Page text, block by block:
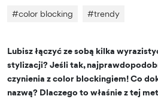
#color blocking #trendy
Lubisz łączyć ze sobą kilka
stylizacji? Jeśli tak,
czynienia z color blockingiem! Co
nazwą? Dlaczego to właśnie z tej